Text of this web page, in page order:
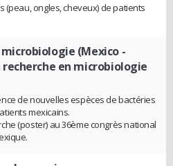
(peau, ongles, cheveux) de patients
(Mexico -
en microbiologie
de nouvelles espèces de bactéries
mexicains.
(poster) au 36ème congrès national